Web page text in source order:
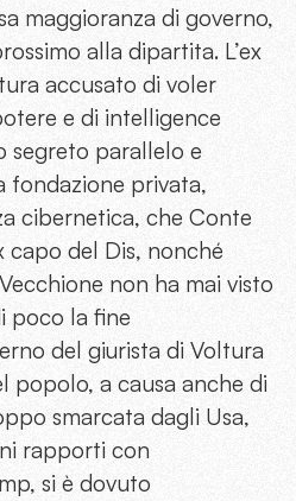
maggioranza di governo,
alla dipartita. L’ex
accusato di voler
e di intelligence
segreto parallelo e
fondazione privata,
cibernetica, che Conte
capo del Dis, nonché
non ha mai visto
poco la fine
del giurista di Voltura
popolo, a causa anche di
smarcata dagli Usa,
rapporti con
si è dovuto